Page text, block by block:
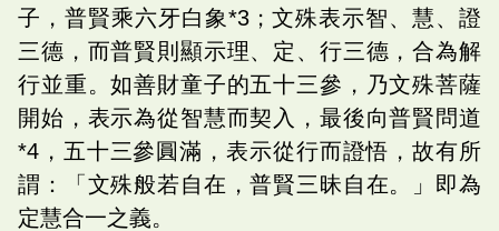
子，普賢乘六牙白象*3；文殊表示智、慧、證
三德，而普賢則顯示理、定、行三德，合為解
行並重。如善財童子的五十三參，乃文殊菩薩
開始，表示為從智慧而契入，最後向普賢問道
*4，五十三參圓滿，表示從行而證悟，故有所
謂：「文殊般若自在，普賢三昧自在。」即為
定慧合一之義。